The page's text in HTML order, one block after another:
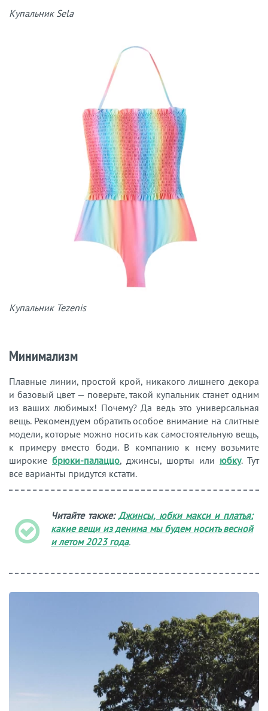
Купальник Sela
Купальник Tezenis
Минимализм
Плавные линии, простой крой, никакого лишнего декора
и базовый цвет — поверьте, такой купальник станет одним
из ваших любимых! Почему? Да ведь это универсальная
вещь. Рекомендуем обратить особое внимание на слитные
модели, которые можно носить как самостоятельную вещь,
к примеру вместо боди. В компанию к нему возьмите
широкие брюки-палаццо, джинсы, шорты или юбку. Тут
все варианты придутся кстати.
Читайте также:Джинсы, юбки макси и платья:
какие вещи из денима мы будем носить весной
и летом 2023 года.